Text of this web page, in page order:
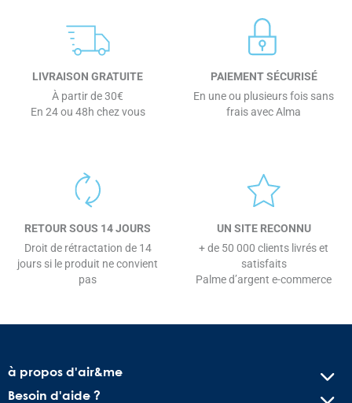
LIVRAISON GRATUITE
À partir de 30€
En 24 ou 48h chez vous
PAIEMENT SÉCURISÉ
En une ou plusieurs fois sans
frais avec Alma
RETOUR SOUS 14 JOURS
Droit de rétractation de 14
jours si le produit ne convient
pas
UN SITE RECONNU
+ de 50 000 clients livrés et
satisfaits
Palme d’argent e-commerce
à propos d'air&me
Besoin d'aide ?